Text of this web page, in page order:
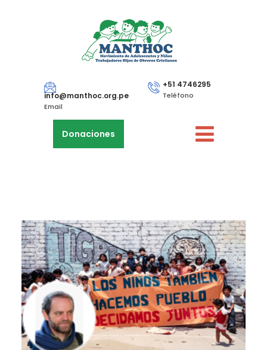
info@manthoc.org.pe
Email
+51 4746295
Teléfono
Donaciones